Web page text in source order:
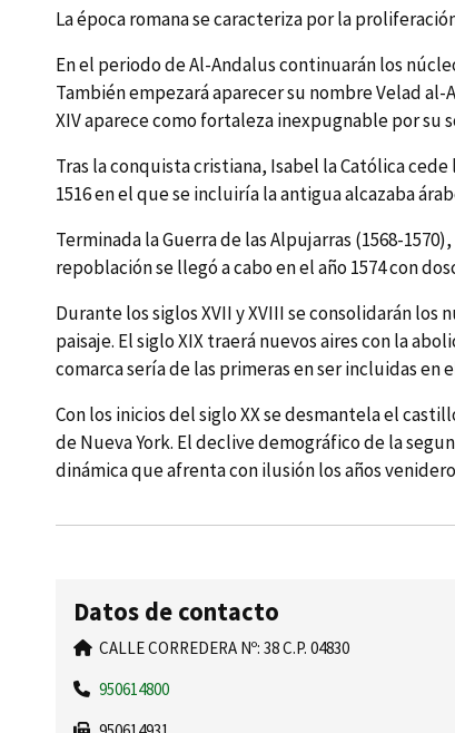
La época romana se caracteriza por la
En el periodo de Al-Andalus continuarán los
También empezará aparecer su nombre Velad
XIV aparece como fortaleza inexpugnable por su
Tras la conquista cristiana, Isabel la Católica
1516 en el que se incluirí­a la antigua alcazaba
Terminada la Guerra de las Alpujarras (1568-
repoblación se llegó a cabo en el año 1574 con
Durante los siglos XVII y XVIII se consolidarán
paisaje. El siglo XIX traerá nuevos aires con la
comarca serí­a de las primeras en ser incluidas
Con los inicios del siglo XX se desmantela el
de Nueva York. El declive demográfico de la
dinámica que afrenta con ilusión los años
Datos de contacto
CALLE CORREDERA Nº: 38 C.P. 04830
950614800